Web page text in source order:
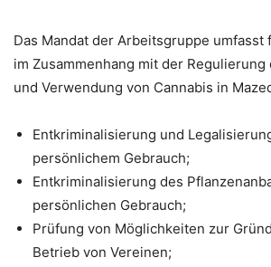
Das Mandat der Arbeitsgruppe umfasst
im Zusammenhang mit der
und Verwendung von Cannabis in
Entkriminalisierung und
persönlichem Gebrauch;
Entkriminalisierung des
persönlichen Gebrauch;
Prüfung von Möglichkeiten zur
Betrieb von Vereinen;